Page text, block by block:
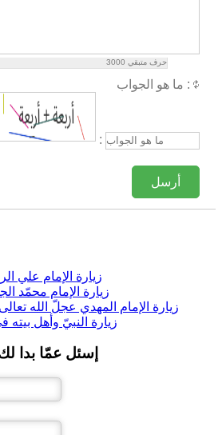
3000 حرف متبقي
ما هو الجواب :
:
أرسل
زيارة الإمام علي
زيارة الإمام محمّد
زيارة الإمام المهدي عجلّ الله
زيارة النبيّ وأهل بيته
إسئل عمّا بدا